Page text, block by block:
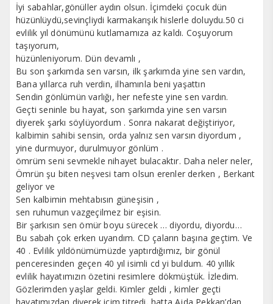
İyi sabahlar,gönüller aydın olsun. İçimdeki çocuk dün
hüzünlüydü,sevinçliydi karmakarışık hislerle doluydu.50 ci
evlilik yıl dönümünü kutlamamıza az kaldı. Coşuyorum
taşıyorum,
hüzünleniyorum. Dün devamlı ,
Bu son şarkımda sen varsın, ilk şarkımda yine sen vardın,
Bana yıllarca ruh verdin, ilhamınla beni yaşattın
Sendin gönlümün varlığı, her nefeste yine sen vardın.
Geçti seninle bu hayat, son şarkımda yine sen varsın
diyerek şarkı söylüyordum . Sonra nakarat değiştiriyor,
kalbimin sahibi sensin, orda yalnız sen varsın diyordum ,
yine durmuyor, durulmuyor gönlüm .
ömrüm seni sevmekle nihayet bulacaktır. Daha neler neler,
Ömrün şu biten neşvesi tam olsun erenler derken , Berkant
geliyor ve
Sen kalbimin mehtabısın güneşisin ,
sen ruhumun vazgeçilmez bir eşisin.
Bir şarkısın sen ömür boyu sürecek … diyordu, diyordu…
Bu sabah çok erken uyandım. CD çaların başına geçtim. Ve
40 . Evlilik yıldönümümüzde yaptırdığımız, bir gönül
penceresinden geçen 40 yıl isimli cd yi buldum. 40 yıllık
evlilik hayatımızın özetini resimlere dökmüştük. İzledim.
Gözlerimden yaşlar geldi. Kimler geldi , kimler geçti